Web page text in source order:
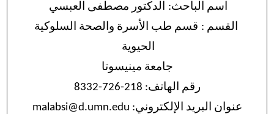
اسم الباحث: الدكتور مصطفى العبسي
القسم : قسم طب الأسرة والصحة السلوكية
الحيوية
جامعة مينيسوتا
رقم الهاتف: 218-726-8332
عنوان البريد الإلكتروني: malabsi@d.umn.edu